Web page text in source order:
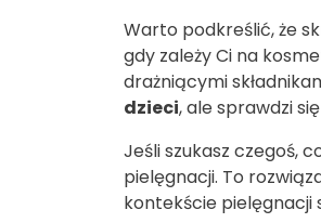
Warto podkreślić, że
gdy zależy Ci na
drażniącymi
dzieci, ale sprawdzi
Jeśli szukasz czegoś,
pielęgnacji. To
kontekście pielęgnacji